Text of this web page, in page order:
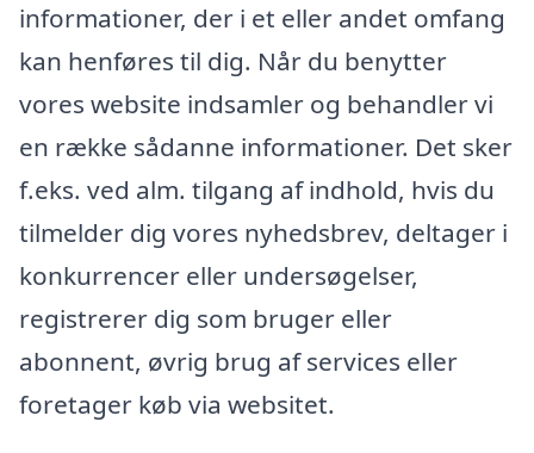
informationer, der i et eller andet omfang
kan henføres til dig. Når du benytter
vores website indsamler og behandler vi
en række sådanne informationer. Det sker
f.eks. ved alm. tilgang af indhold, hvis du
tilmelder dig vores nyhedsbrev, deltager i
konkurrencer eller undersøgelser,
registrerer dig som bruger eller
abonnent, øvrig brug af services eller
foretager køb via websitet.